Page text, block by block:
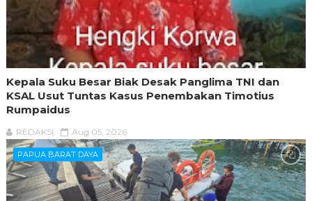
Kepala Suku Besar Biak Desak Panglima TNI dan
KSAL Usut Tuntas Kasus Penembakan Timotius
Rumpaidus
REDAKSI Aug 05, 2026
PAPUA BARAT DAYA